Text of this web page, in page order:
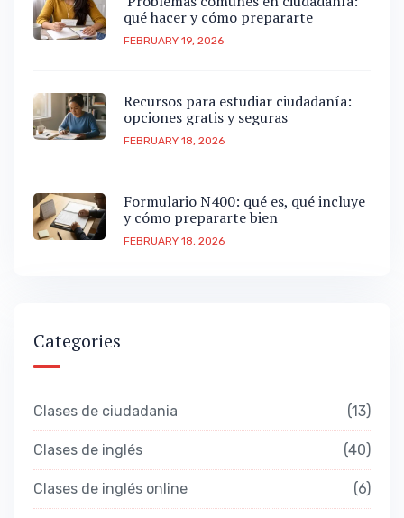
qué hacer y cómo prepararte
FEBRUARY 19, 2026
Recursos para estudiar ciudadanía:
opciones gratis y seguras
FEBRUARY 18, 2026
Formulario N400: qué es, qué incluye
y cómo prepararte bien
FEBRUARY 18, 2026
Categories
Clases de ciudadania 13
Clases de inglés 40
Clases de inglés online 6